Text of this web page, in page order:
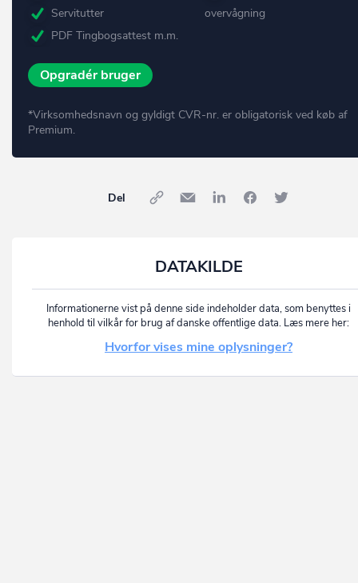
Servitutter
PDF Tingbogsattest m.m.
overvågning
Opgradér bruger
*Virksomhedsnavn og gyldigt CVR-nr. er obligatorisk ved køb af
Premium.
Del
DATAKILDE
Informationerne vist på denne side indeholder data, som benyttes i
henhold til vilkår for brug af danske offentlige data. Læs mere her:
Hvorfor vises mine oplysninger?